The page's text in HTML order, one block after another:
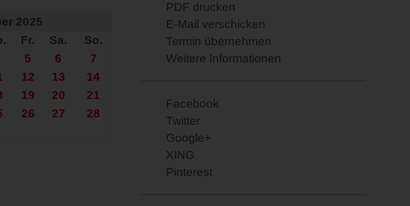
2025
Fr. Sa.
So.
5 6
7
12 13
14
19 20
21
26 27
28
PDF drucken
E-Mail verschicken
Termin übernehmen
Weitere Informationen
Facebook
Twitter
Google+
XING
Pinterest